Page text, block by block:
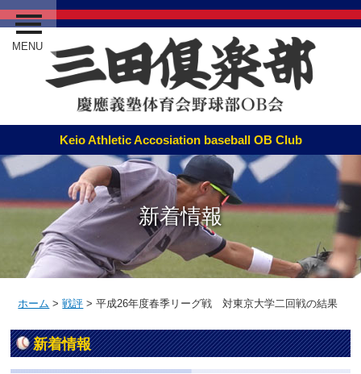
MENU
新着情報
ホーム >戦評 >平成26年度春季リーグ戦 対東京大学二回戦の結果
新着情報